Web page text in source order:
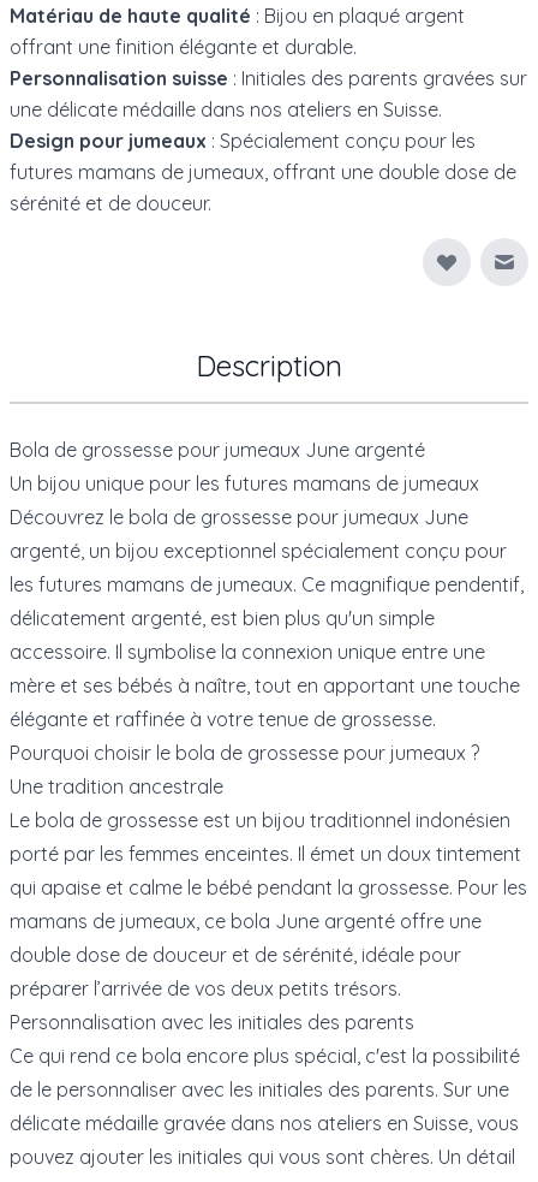
Matériau de haute qualité : Bijou en plaqué argent
offrant une finition élégante et durable.
Personnalisation suisse : Initiales des parents gravées sur
une délicate médaille dans nos ateliers en Suisse.
Design pour jumeaux : Spécialement conçu pour les
futures mamans de jumeaux, offrant une double dose de
sérénité et de douceur.
Description
Bola de grossesse pour jumeaux June argenté
Un bijou unique pour les futures mamans de jumeaux
Découvrez le bola de grossesse pour jumeaux June
argenté, un bijou exceptionnel spécialement conçu pour
les futures mamans de jumeaux. Ce magnifique pendentif,
délicatement argenté, est bien plus qu'un simple
accessoire. Il symbolise la connexion unique entre une
mère et ses bébés à naître, tout en apportant une touche
élégante et raffinée à votre tenue de grossesse.
Pourquoi choisir le bola de grossesse pour jumeaux ?
Une tradition ancestrale
Le bola de grossesse est un bijou traditionnel indonésien
porté par les femmes enceintes. Il émet un doux tintement
qui apaise et calme le bébé pendant la grossesse. Pour les
mamans de jumeaux, ce bola June argenté offre une
double dose de douceur et de sérénité, idéale pour
préparer l’arrivée de vos deux petits trésors.
Personnalisation avec les initiales des parents
Ce qui rend ce bola encore plus spécial, c'est la possibilité
de le personnaliser avec les initiales des parents. Sur une
délicate médaille gravée dans nos ateliers en Suisse, vous
pouvez ajouter les initiales qui vous sont chères. Un détail